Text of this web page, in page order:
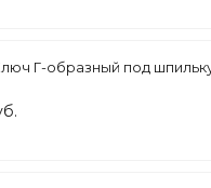
Г-образный под